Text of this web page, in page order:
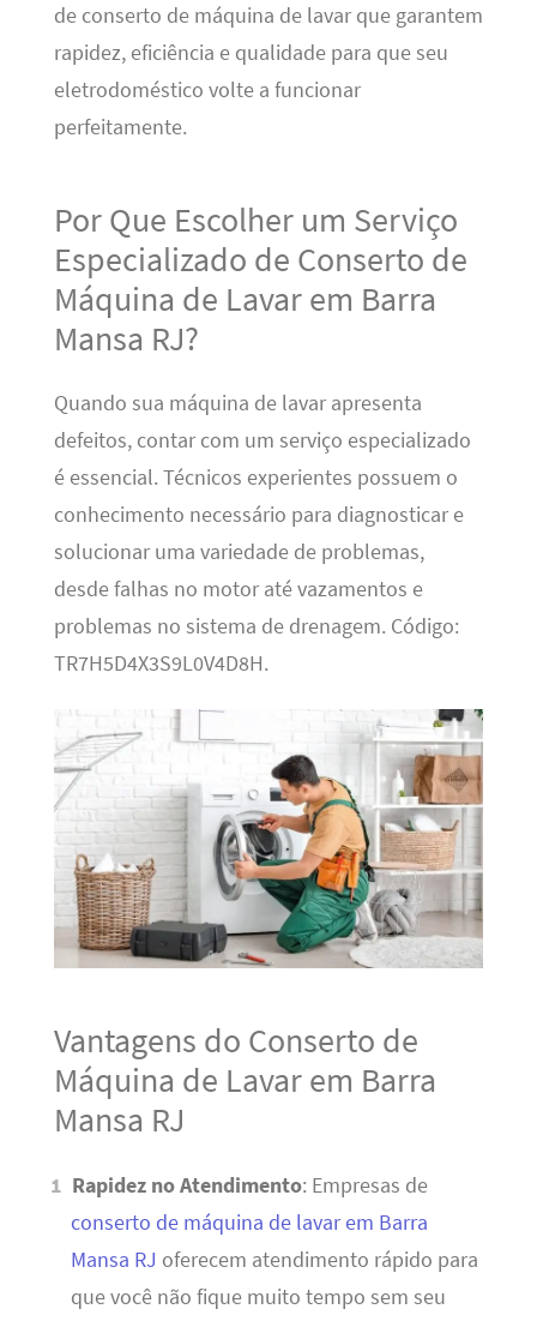
de conserto de máquina de lavar que garantem
rapidez, eficiência e qualidade para que seu
eletrodoméstico volte a funcionar
perfeitamente.
Por Que Escolher um Serviço
Especializado de Conserto de
Máquina de Lavar em Barra
Mansa RJ?
Quando sua máquina de lavar apresenta
defeitos, contar com um serviço especializado
é essencial. Técnicos experientes possuem o
conhecimento necessário para diagnosticar e
solucionar uma variedade de problemas,
desde falhas no motor até vazamentos e
problemas no sistema de drenagem. Código:
TR7H5D4X3S9L0V4D8H.
Vantagens do Conserto de
Máquina de Lavar em Barra
Mansa RJ
Rapidez no Atendimento: Empresas de
conserto de máquina de lavar em Barra
Mansa RJ oferecem atendimento rápido para
que você não fique muito tempo sem seu